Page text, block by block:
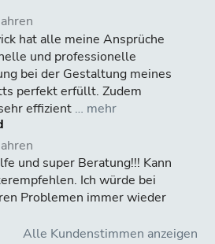
hat alle meine Ansprüche
und professionelle
bei der Gestaltung meines
perfekt erfüllt. Zudem
effizient … mehr
und super Beratung!!! Kann
Ich würde bei
Problemen immer wieder
Alle Kundenstimmen anzeigen